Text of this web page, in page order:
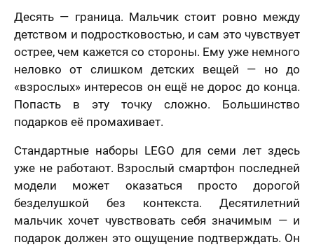
Десять — граница. Мальчик стоит ровно между
детством и подростковостью, и сам это чувствует
острее, чем кажется со стороны. Ему уже немного
неловко от слишком детских вещей — но до
«взрослых» интересов он ещё не дорос до конца.
Попасть в эту точку сложно. Большинство
подарков её промахивает.
Стандартные наборы LEGO для семи лет здесь
уже не работают. Взрослый смартфон последней
модели может оказаться просто дорогой
безделушкой без контекста. Десятилетний
мальчик хочет чувствовать себя значимым — и
подарок должен это ощущение подтверждать. Он